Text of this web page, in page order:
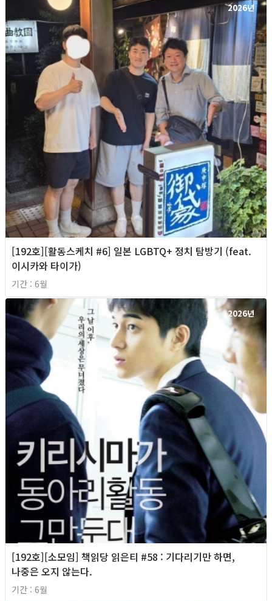
2026년
[192호][활동스케치 #6] 일본 LGBTQ+ 정치 탐방기 (feat.
이시카와 타이가)
기간 : 6월
2026년
[192호][소모임] 책읽당 읽은티 #58 : 기다리기만 하면,
나중은 오지 않는다.
기간 : 6월